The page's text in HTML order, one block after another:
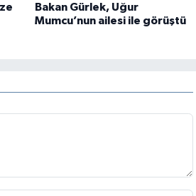
Bakan Gürlek, Uğur
Mumcu’nun ailesi ile görüştü